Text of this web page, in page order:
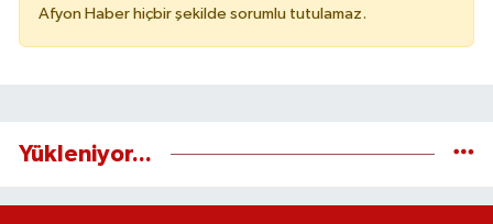
Afyon Haber hiçbir şekilde sorumlu tutulamaz.
Yükleniyor...